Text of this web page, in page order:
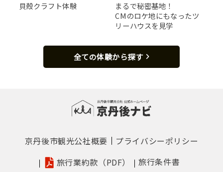
貝殻クラフト体験
まるで秘密基地！
CMのロケ地にもなったツ
リーハウスを見学
全ての体験から探す
京丹後市観光公社概要
プライバシーポリシー
旅行業約款（PDF）
旅行条件書